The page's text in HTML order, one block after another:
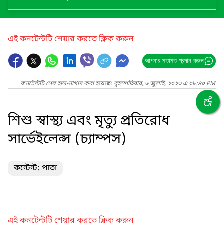
এই কনটেন্টটি শেয়ার করতে ক্লিক করুন
আপনার মতামত প্রদান করুন
কনটেন্টটি শেষ হাল-নাগাদ করা হয়েছে: বৃহস্পতিবার, ৬ জুলাই, ২০২৩ এ ০৮:৪০ PM
শিশু স্বাস্থ্য এবং মৃত্যু প্রতিরোধ
সার্ভেইলেন্স (চ্যাম্পস)
কন্টেন্ট: পাতা
এই কনটেন্টটি শেয়ার করতে ক্লিক করুন